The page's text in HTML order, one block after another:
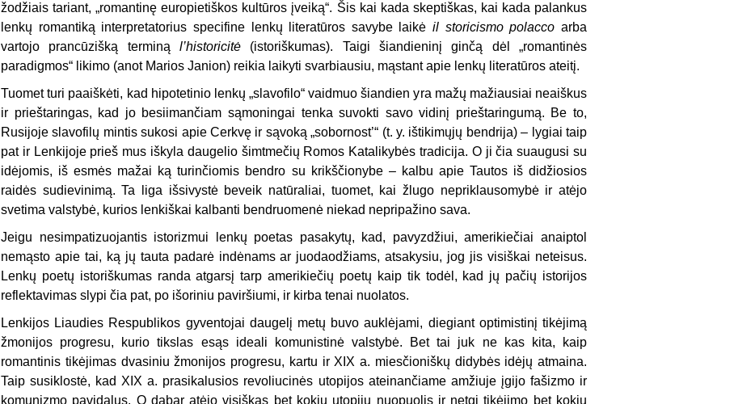
žodžiais tariant, „romantinę europietiškos kultūros įveiką“. Šis kai kada skeptiškas, kai kada palankus
lenkų romantiką interpretatorius specifine lenkų literatūros savybe laikėil storicismo polaccoarba
vartojo prancūzišką terminą l’historicitė (istoriškumas). Taigi šiandieninį ginčą dėl „romantinės
paradigmos“ likimo (anot Marios Janion) reikia laikyti svarbiausiu, mąstant apie lenkų literatūros ateitį.
Tuomet turi paaiškėti, kad hipotetinio lenkų „slavofilo“ vaidmuo šiandien yra mažų mažiausiai neaiškus
ir prieštaringas, kad jo besiimančiam sąmoningai tenka suvokti savo vidinį prieštaringumą. Be to,
Rusijoje slavofilų mintis sukosi apie Cerkvę ir sąvoką „sobornost’“ (t. y. ištikimųjų bendrija) – lygiai taip
pat ir Lenkijoje prieš mus iškyla daugelio šimtmečių Romos Katalikybės tradicija. O ji čia suaugusi su
idėjomis, iš esmės mažai ką turinčiomis bendro su krikščionybe – kalbu apie Tautos iš didžiosios
raidės sudievinimą. Ta liga išsivystė beveik na­tūraliai, tuomet, kai žlugo nepriklausomybė ir atėjo
svetima valstybė, kurios lenkiškai kalbanti bendruomenė niekad nepripažino sava.
Jeigu nesimpatizuojantis istorizmui lenkų poetas pasakytų, kad, pavyzdžiui, amerikiečiai anaiptol
nemąsto apie tai, ką jų tauta padarė indėnams ar juodaodžiams, atsakysiu, jog jis visiškai neteisus.
Lenkų poetų istoriškumas randa atgarsį tarp amerikiečių poetų kaip tik todėl, kad jų pačių istorijos
reflektavimas slypi čia pat, po išoriniu paviršiumi, ir kirba tenai nuolatos.
Lenkijos Liaudies Respublikos gyventojai daugelį metų buvo auklėjami, diegiant optimistinį tikėjimą
žmonijos progresu, kurio tikslas esąs ideali komu­nistinė valstybė. Bet tai juk ne kas kita, kaip
romantinis tikėjimas dvasiniu žmonijos progresu, kartu ir XIX a. miesčioniškų didybės idėjų atmaina.
Taip susiklostė, kad XIX a. prasikalusios revoliucinės utopijos ateinančiame amžiuje įgijo fašizmo ir
komunizmo pavidalus. O dabar atėjo visiškas bet kokių utopijų nuopuolis ir netgi tikėjimo bet kokiu